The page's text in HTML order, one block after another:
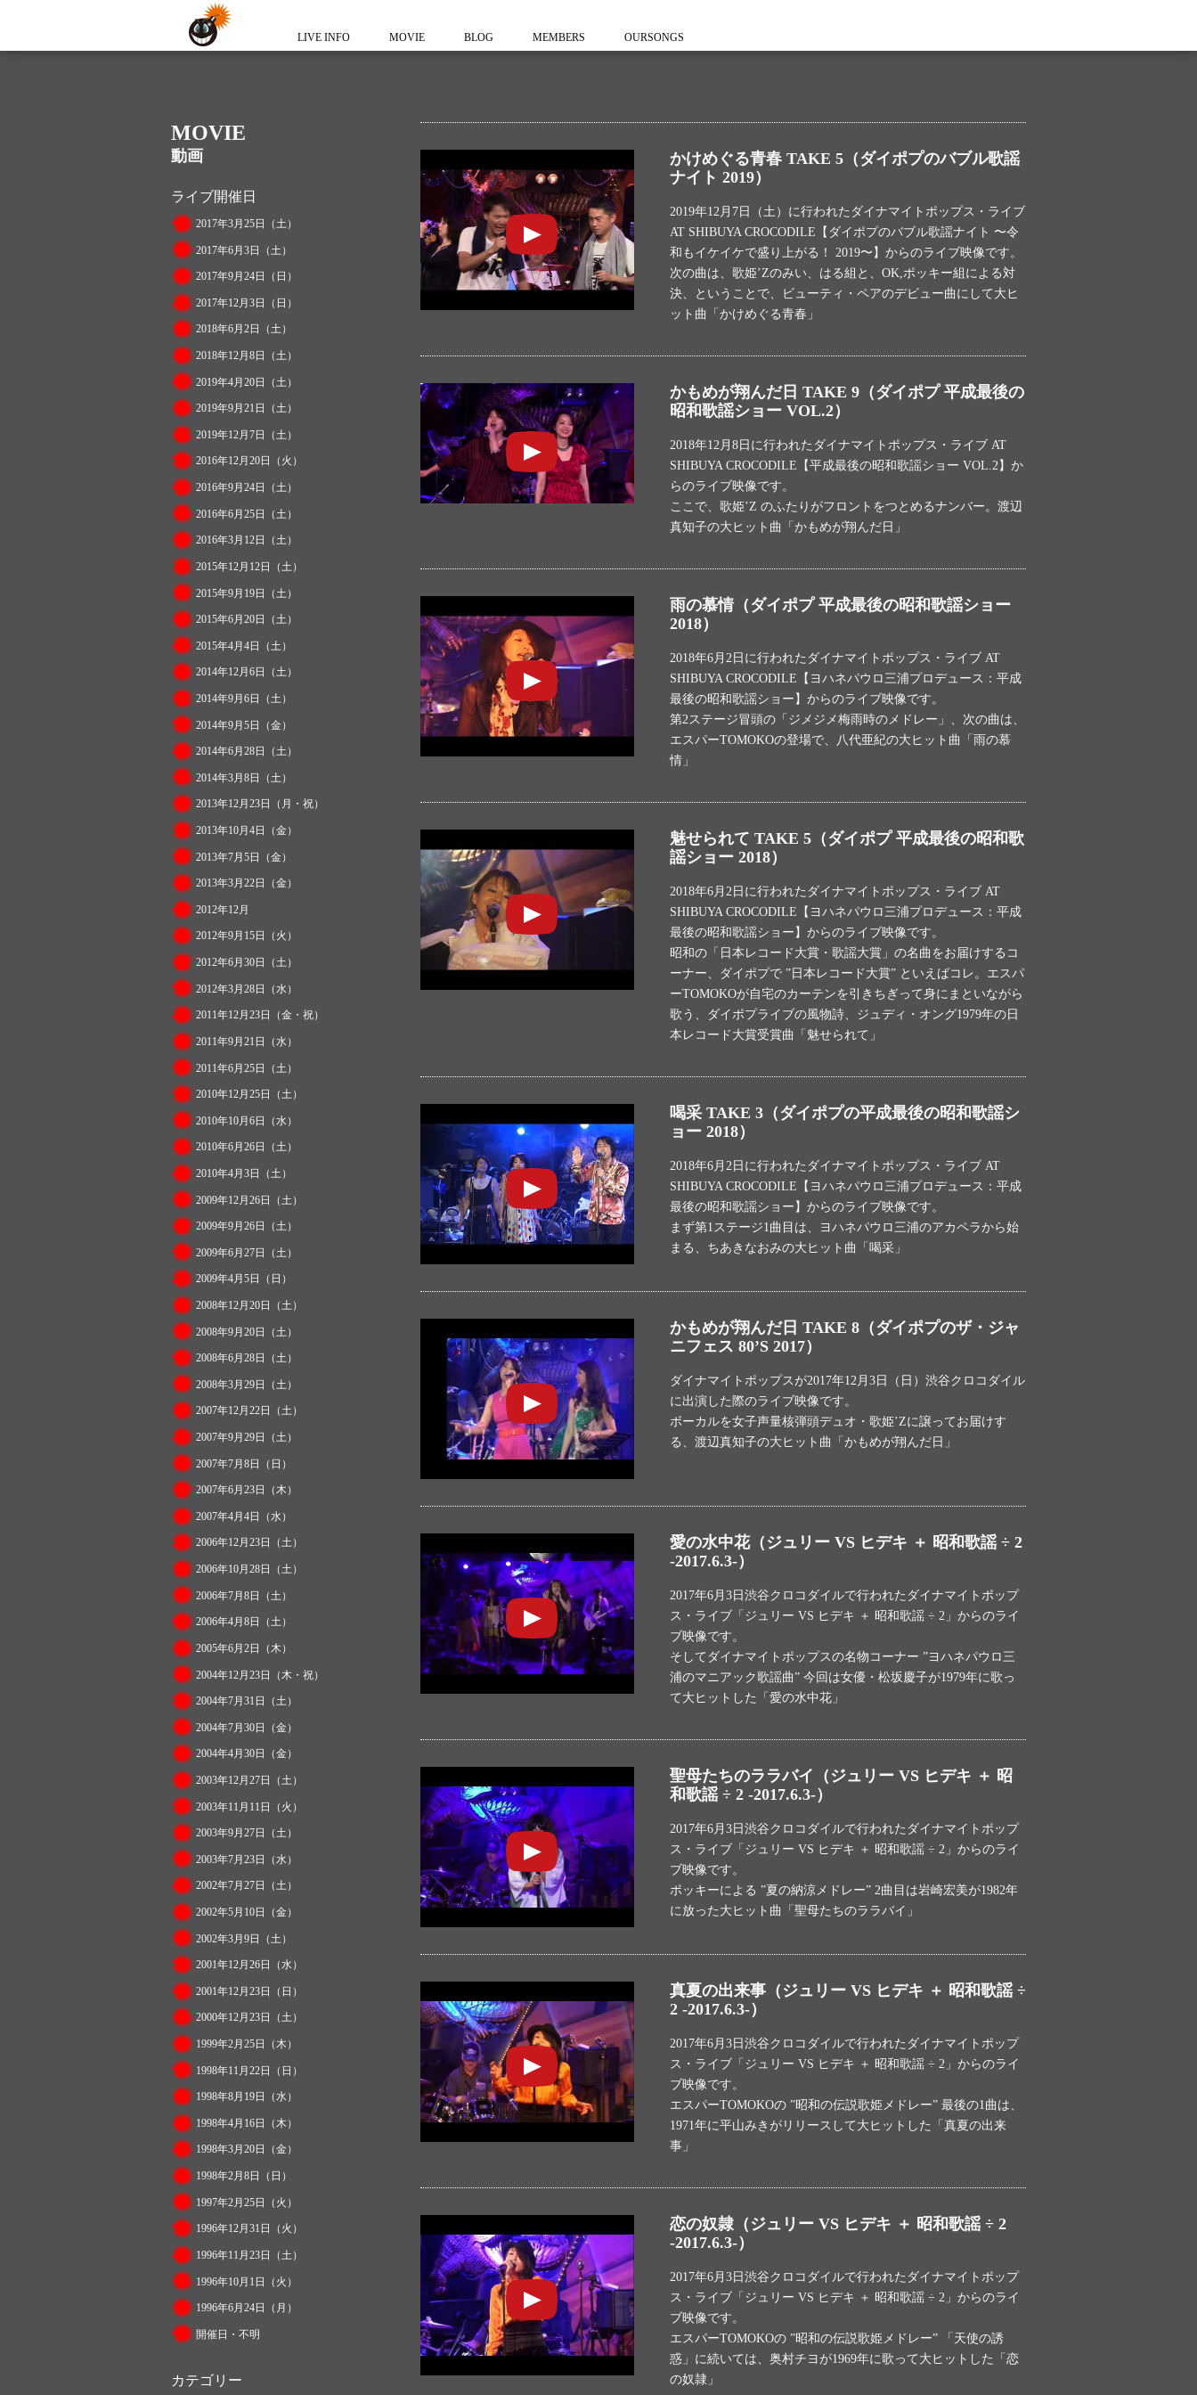
LIVE INFO MOVIE BLOG MEMBERS OURSONGS
MOVIE
動画
ライブ開催日
2017年3月25日（土）
2017年6月3日（土）
2017年9月24日（日）
2017年12月3日（日）
2018年6月2日（土）
2018年12月8日（土）
2019年4月20日（土）
2019年9月21日（土）
2019年12月7日（土）
2016年12月20日（火）
2016年9月24日（土）
2016年6月25日（土）
2016年3月12日（土）
2015年12月12日（土）
2015年9月19日（土）
2015年6月20日（土）
2015年4月4日（土）
2014年12月6日（土）
2014年9月6日（土）
2014年9月5日（金）
2014年6月28日（土）
2014年3月8日（土）
2013年12月23日（月・祝）
2013年10月4日（金）
2013年7月5日（金）
2013年3月22日（金）
2012年12月
2012年9月15日（火）
2012年6月30日（土）
2012年3月28日（水）
2011年12月23日（金・祝）
2011年9月21日（水）
2011年6月25日（土）
2010年12月25日（土）
2010年10月6日（水）
2010年6月26日（土）
2010年4月3日（土）
2009年12月26日（土）
2009年9月26日（土）
2009年6月27日（土）
2009年4月5日（日）
2008年12月20日（土）
2008年9月20日（土）
2008年6月28日（土）
2008年3月29日（土）
2007年12月22日（土）
2007年9月29日（土）
2007年7月8日（日）
2007年6月23日（木）
2007年4月4日（水）
2006年12月23日（土）
2006年10月28日（土）
2006年7月8日（土）
2006年4月8日（土）
2005年6月2日（木）
2004年12月23日（木・祝）
2004年7月31日（土）
2004年7月30日（金）
2004年4月30日（金）
2003年12月27日（土）
2003年11月11日（火）
2003年9月27日（土）
2003年7月23日（水）
2002年7月27日（土）
2002年5月10日（金）
2002年3月9日（土）
2001年12月26日（水）
2001年12月23日（日）
2000年12月23日（土）
1999年2月25日（木）
1998年11月22日（日）
1998年8月19日（水）
1998年4月16日（木）
1998年3月20日（金）
1998年2月8日（日）
1997年2月25日（火）
1996年12月31日（火）
1996年11月23日（土）
1996年10月1日（火）
1996年6月24日（月）
開催日・不明
カテゴリー
かけめぐる青春 TAKE 5（ダイポプのバブル歌謡
ナイト 2019）
2019年12月7日（土）に行われたダイナマイトポップス・ライブ
AT SHIBUYA CROCODILE【ダイポプのバブル歌謡ナイト 〜令
和もイケイケで盛り上がる！ 2019〜】からのライブ映像です。
次の曲は、歌姫’Zのみい、はる組と、OK,ポッキー組による対
決、ということで、ビューティ・ペアのデビュー曲にして大ヒ
ット曲「かけめぐる青春」
かもめが翔んだ日 TAKE 9（ダイポプ 平成最後の
昭和歌謡ショー VOL.2）
2018年12月8日に行われたダイナマイトポップス・ライブ AT
SHIBUYA CROCODILE【平成最後の昭和歌謡ショー VOL.2】か
らのライブ映像です。
ここで、歌姫’Z のふたりがフロントをつとめるナンバー。渡辺
真知子の大ヒット曲「かもめが翔んだ日」
雨の慕情（ダイポプ 平成最後の昭和歌謡ショー
2018）
2018年6月2日に行われたダイナマイトポップス・ライブ AT
SHIBUYA CROCODILE【ヨハネパウロ三浦プロデュース：平成
最後の昭和歌謡ショー】からのライブ映像です。
第2ステージ冒頭の「ジメジメ梅雨時のメドレー」、次の曲は、
エスパーTOMOKOの登場で、八代亜紀の大ヒット曲「雨の慕
情」
魅せられて TAKE 5（ダイポプ 平成最後の昭和歌
謡ショー 2018）
2018年6月2日に行われたダイナマイトポップス・ライブ AT
SHIBUYA CROCODILE【ヨハネパウロ三浦プロデュース：平成
最後の昭和歌謡ショー】からのライブ映像です。
昭和の「日本レコード大賞・歌謡大賞」の名曲をお届けするコ
ーナー、ダイポプで ”日本レコード大賞” といえばコレ。エスパ
ーTOMOKOが自宅のカーテンを引きちぎって身にまといながら
歌う、ダイポプライブの風物詩、ジュディ・オング1979年の日
本レコード大賞受賞曲「魅せられて」
喝采 TAKE 3（ダイポプの平成最後の昭和歌謡シ
ョー 2018）
2018年6月2日に行われたダイナマイトポップス・ライブ AT
SHIBUYA CROCODILE【ヨハネパウロ三浦プロデュース：平成
最後の昭和歌謡ショー】からのライブ映像です。
まず第1ステージ1曲目は、ヨハネパウロ三浦のアカペラから始
まる、ちあきなおみの大ヒット曲「喝采」
かもめが翔んだ日 TAKE 8（ダイポプのザ・ジャ
ニフェス 80’S 2017）
ダイナマイトポップスが2017年12月3日（日）渋谷クロコダイル
に出演した際のライブ映像です。
ボーカルを女子声量核弾頭デュオ・歌姫’Zに譲ってお届けす
る、渡辺真知子の大ヒット曲「かもめが翔んだ日」
愛の水中花（ジュリー VS ヒデキ ＋ 昭和歌謡 ÷ 2
-2017.6.3-）
2017年6月3日渋谷クロコダイルで行われたダイナマイトポップ
ス・ライブ「ジュリー VS ヒデキ ＋ 昭和歌謡 ÷ 2」からのライ
ブ映像です。
そしてダイナマイトポップスの名物コーナー ”ヨハネパウロ三
浦のマニアック歌謡曲” 今回は女優・松坂慶子が1979年に歌っ
て大ヒットした「愛の水中花」
聖母たちのララバイ（ジュリー VS ヒデキ ＋ 昭
和歌謡 ÷ 2 -2017.6.3-）
2017年6月3日渋谷クロコダイルで行われたダイナマイトポップ
ス・ライブ「ジュリー VS ヒデキ ＋ 昭和歌謡 ÷ 2」からのライ
ブ映像です。
ポッキーによる ”夏の納涼メドレー” 2曲目は岩崎宏美が1982年
に放った大ヒット曲「聖母たちのララバイ」
真夏の出来事（ジュリー VS ヒデキ ＋ 昭和歌謡 ÷
2 -2017.6.3-）
2017年6月3日渋谷クロコダイルで行われたダイナマイトポップ
ス・ライブ「ジュリー VS ヒデキ ＋ 昭和歌謡 ÷ 2」からのライ
ブ映像です。
エスパーTOMOKOの ”昭和の伝説歌姫メドレー” 最後の1曲は、
1971年に平山みきがリリースして大ヒットした「真夏の出来
事」
恋の奴隷（ジュリー VS ヒデキ ＋ 昭和歌謡 ÷ 2
-2017.6.3-）
2017年6月3日渋谷クロコダイルで行われたダイナマイトポップ
ス・ライブ「ジュリー VS ヒデキ ＋ 昭和歌謡 ÷ 2」からのライ
ブ映像です。
エスパーTOMOKOの ”昭和の伝説歌姫メドレー” 「天使の誘
惑」に続いては、奥村チヨが1969年に歌って大ヒットした「恋
の奴隷」